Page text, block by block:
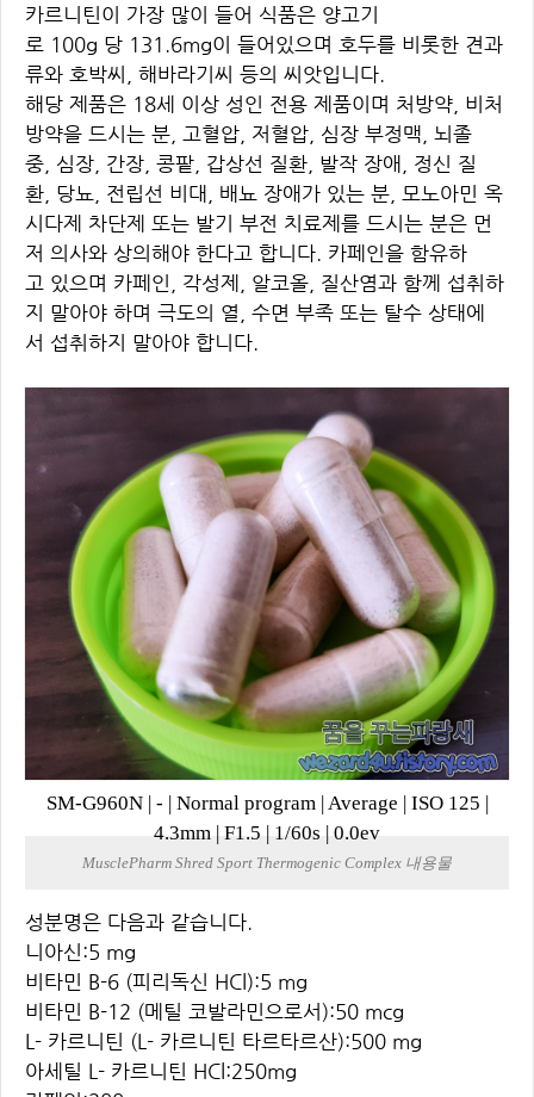
카르니틴이 가장 많이 들어 식품은 양고기
로 100g 당 131.6mg이 들어있으며 호두를 비롯한 견과
류와 호박씨, 해바라기씨 등의 씨앗입니다.
해당 제품은 18세 이상 성인 전용 제품이며 처방약, 비처
방약을 드시는 분, 고혈압, 저혈압, 심장 부정맥, 뇌졸
중, 심장, 간장, 콩팥, 갑상선 질환, 발작 장애, 정신 질
환, 당뇨, 전립선 비대, 배뇨 장애가 있는 분, 모노아민 옥
시다제 차단제 또는 발기 부전 치료제를 드시는 분은 먼
저 의사와 상의해야 한다고 합니다. 카페인을 함유하
고 있으며 카페인, 각성제, 알코올, 질산염과 함께 섭취하
지 말아야 하며 극도의 열, 수면 부족 또는 탈수 상태에
서 섭취하지 말아야 합니다.
SM-G960N| - | Normal program | Average | ISO 125 |
4.3mm | F1.5 | 1/60s | 0.0ev
MusclePharm Shred Sport Thermogenic Complex 내용물
성분명은 다음과 같습니다.
니아신:5 mg
비타민 B-6 (피리독신 HCl):5 mg
비타민 B-12 (메틸 코발라민으로서):50 mcg
L- 카르니틴 (L- 카르니틴 타르타르산):500 mg
아세틸 L- 카르니틴 HCl:250mg